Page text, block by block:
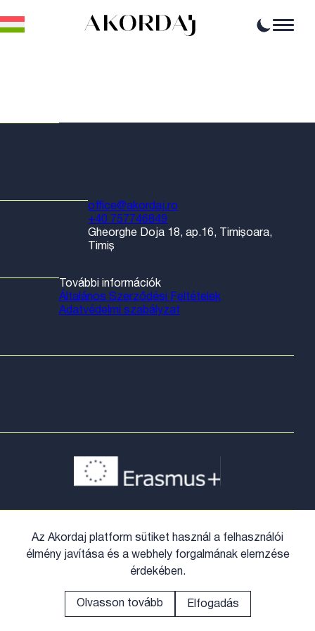
Szakmai lehetőségek
office@akordaj.ro
+40 757746849
Gheorghe Doja 18, ap.16, Timișoara,
Timiș
További információk
Általános Szerződési Feltételek
Adatvédelmi szabályzat
Az Akordaj platform sütiket használ a felhasználói
élmény javítása és a webhely forgalmának elemzése
érdekében.
Olvasson tovább Elfogadás